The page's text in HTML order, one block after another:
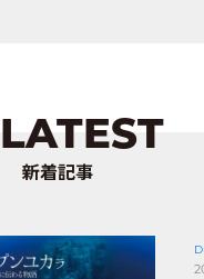
LATEST
新着記事